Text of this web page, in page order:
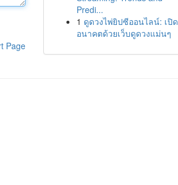
Page
Predi...
1 ดูดวงไพ่ยิปซีออนไลน์: เปิด
อนาคตด้วยเว็บดูดวงแม่นๆ